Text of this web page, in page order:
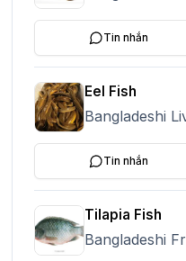
Tin nhắn
Eel Fish
Bangladeshi
Tin nhắn
Tilapia Fish
Bangladeshi